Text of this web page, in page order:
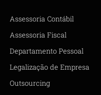
Assessoria Contábil
Assessoria Fiscal
Departamento Pessoal
Legalização de Empresa
Outsourcing